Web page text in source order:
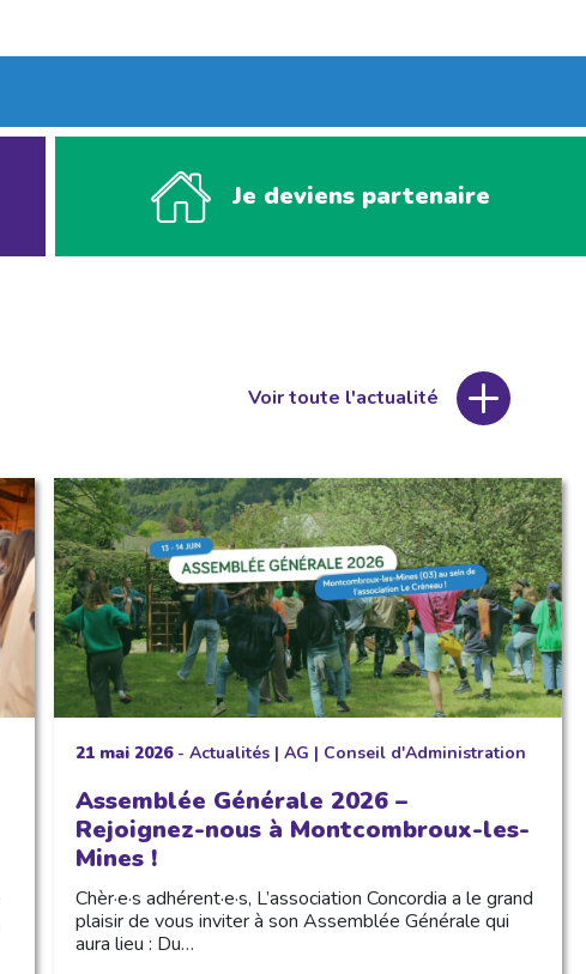
Je deviens partenaire
Voir toute l'actualité
21 mai 2026- Actualités| AG | Conseil d'Administration
Assemblée Générale 2026 –
Rejoignez-nous à Montcombroux-les-
Mines !
Chèr·e·s adhérent·e·s, L’association Concordia a le grand
plaisir de vous inviter à son Assemblée Générale qui
aura lieu : Du…